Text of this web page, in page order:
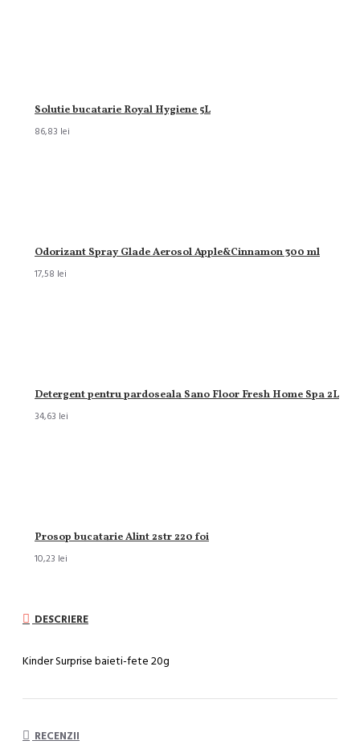
Solutie bucatarie Royal Hygiene 5L
86,83 lei
Odorizant Spray Glade Aerosol Apple&Cinnamon 300 ml
17,58 lei
Detergent pentru pardoseala Sano Floor Fresh Home Spa 2L
34,63 lei
Prosop bucatarie Alint 2str 220 foi
10,23 lei
DESCRIERE
Kinder Surprise baieti-fete 20g
RECENZII